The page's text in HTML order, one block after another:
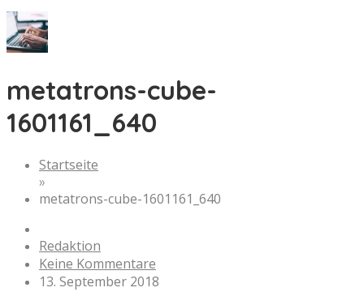
metatrons-cube-
1601161_640
Startseite
»
metatrons-cube-1601161_640
Redaktion
Keine Kommentare
13. September 2018